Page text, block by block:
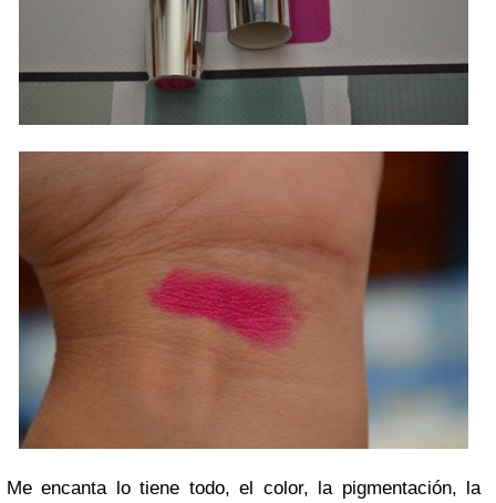
Me encanta lo tiene todo, el color, la pigmentación, la